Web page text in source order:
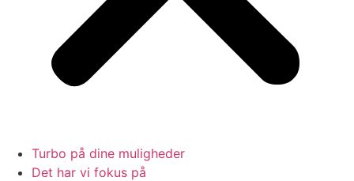
Turbo på dine muligheder
Det har vi fokus på